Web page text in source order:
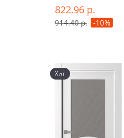
822.96 р.
914.40 р. -10%
Хит